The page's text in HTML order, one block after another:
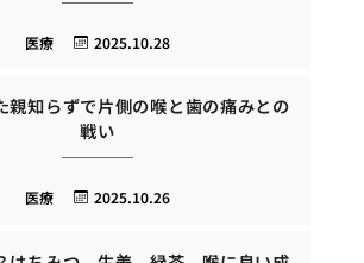
2025.10.28
医療
親知らずで片側の喉と歯の痛みとの
戦い
2025.10.26
医療